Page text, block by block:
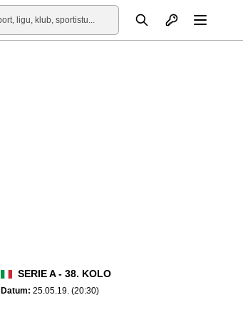
Otvori profil
SERIE A - 38. KOLO
Datum: 25.05.19. (20:30)